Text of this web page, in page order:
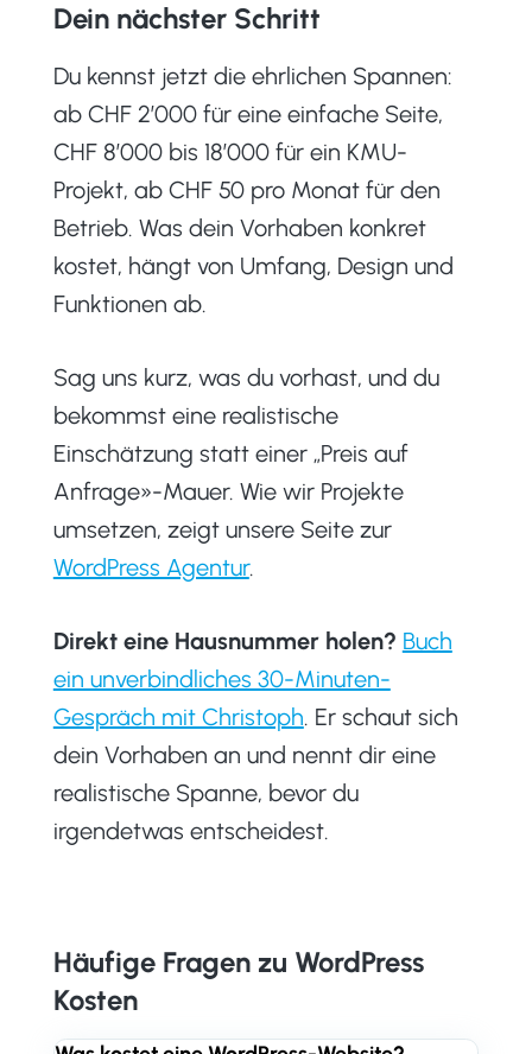
Dein nächster Schritt
Du kennst jetzt die ehrlichen Spannen:
ab CHF 2’000 für eine einfache Seite,
CHF 8’000 bis 18’000 für ein KMU-
Projekt, ab CHF 50 pro Monat für den
Betrieb. Was dein Vorhaben konkret
kostet, hängt von Umfang, Design und
Funktionen ab.
Sag uns kurz, was du vorhast, und du
bekommst eine realistische
Einschätzung statt einer „Preis auf
Anfrage»-Mauer. Wie wir Projekte
umsetzen, zeigt unsere Seite zur
WordPress Agentur.
Direkt eine Hausnummer holen? Buch
ein unverbindliches 30-Minuten-
Gespräch mit Christoph. Er schaut sich
dein Vorhaben an und nennt dir eine
realistische Spanne, bevor du
irgendetwas entscheidest.
Häufige Fragen zu WordPress
Kosten